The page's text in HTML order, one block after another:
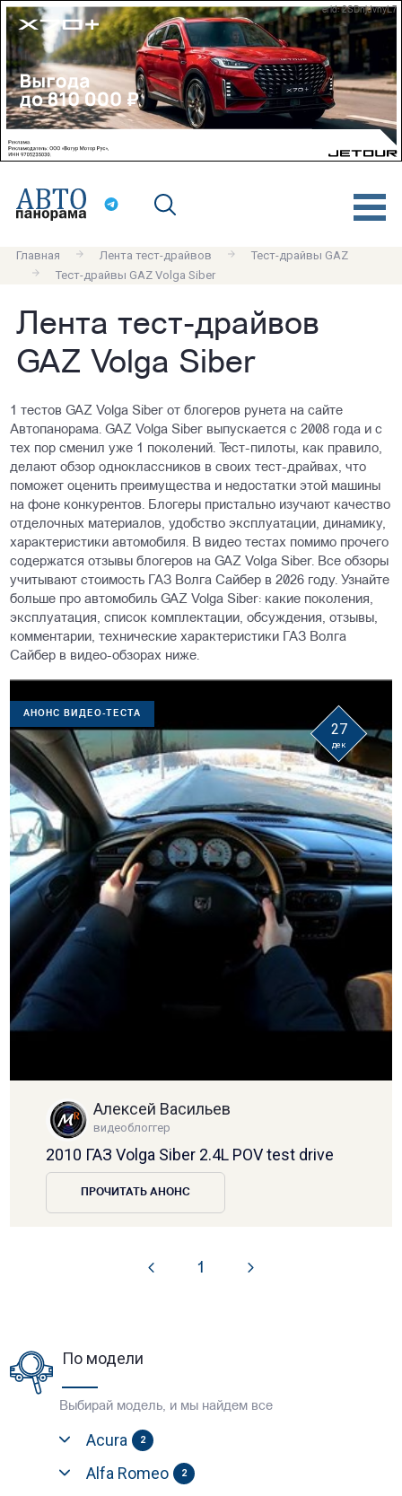
erid: 2SDnjdvnyL7
Главная Лента тест-драйвов
Тест-драйвы GAZ
Тест-драйвы GAZ Volga Siber
Лента тест-драйвов
GAZ Volga Siber
1 тестов GAZ Volga Siber от блогеров рунета на сайте
Автопанорама. GAZ Volga Siber выпускается с 2008 года и с
тех пор сменил уже 1 поколений. Тест-пилоты, как правило,
делают обзор одноклассников в своих тест-драйвах, что
поможет оценить преимущества и недостатки этой машины
на фоне конкурентов. Блогеры пристально изучают качество
отделочных материалов, удобство эксплуатации, динамику,
характеристики автомобиля. В видео тестах помимо прочего
содержатся отзывы блогеров на GAZ Volga Siber. Все обзоры
учитывают стоимость ГАЗ Волга Сайбер в 2026 году. Узнайте
больше про автомобиль GAZ Volga Siber: какие поколения,
эксплуатация, список комплектации, обсуждения, отзывы,
комментарии, технические характеристики ГАЗ Волга
Сайбер в видео-обзорах ниже.
АНОНС ВИДЕО-ТЕСТА
27
дек
Алексей Васильев
видеоблоггер
2010 ГАЗ Volga Siber 2.4L POV test drive
ПРОЧИТАТЬ АНОНС
1
По модели
Выбирай модель, и мы найдем все
Acura 2
Alfa Romeo 2